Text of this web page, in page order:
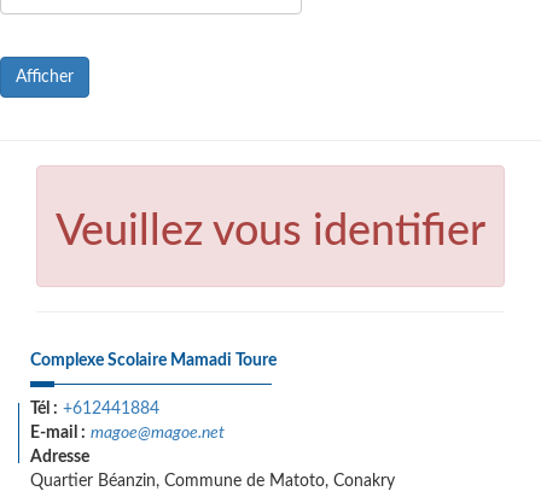
Afficher
Veuillez vous identifier
Complexe Scolaire Mamadi Toure
Tél : +612441884
E-mail : magoe@magoe.net
Adresse
Quartier Béanzin, Commune de Matoto, Conakry